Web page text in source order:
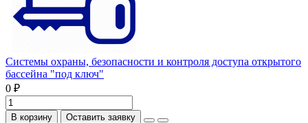
Системы охраны, безопасности и контроля доступа открытого
бассейна "под ключ"
0 ₽
В корзину Оставить заявку